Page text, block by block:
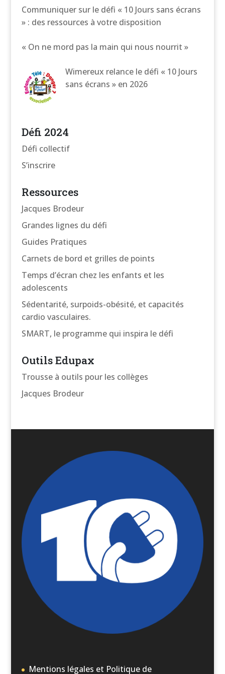
Communiquer sur le défi « 10 Jours sans écrans
» : des ressources à votre disposition
« On ne mord pas la main qui nous nourrit »
Wimereux relance le défi « 10 Jours
sans écrans » en 2026
Défi 2024
Défi collectif
S’inscrire
Ressources
Jacques Brodeur
Grandes lignes du défi
Guides Pratiques
Carnets de bord et grilles de points
Temps d’écran chez les enfants et les
adolescents
Sédentarité, surpoids-obésité, et capacités
cardio vasculaires.
SMART, le programme qui inspira le défi
Outils Edupax
Trousse à outils pour les collèges
Jacques Brodeur
Mentions légales et Politique de